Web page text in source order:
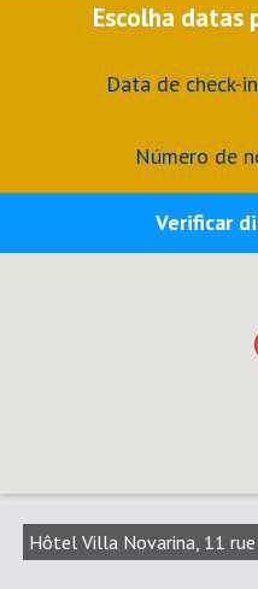
Escolha datas
Data de check-in
Número de
Verificar
Hôtel Villa Novarina, 11